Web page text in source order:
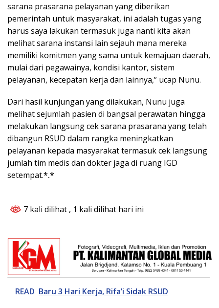
sarana prasarana pelayanan yang diberikan
pemerintah untuk masyarakat, ini adalah tugas yang
harus saya lakukan termasuk juga nanti kita akan
melihat sarana instansi lain sejauh mana mereka
memiliki komitmen yang sama untuk kemajuan daerah,
mulai dari pegawainya, kondisi kantor, sistem
pelayanan, kecepatan kerja dan lainnya,” ucap Nunu.
Dari hasil kunjungan yang dilakukan, Nunu juga
melihat sejumlah pasien di bangsal perawatan hingga
melakukan langsung cek sarana prasarana yang telah
dibangun RSUD dalam rangka meningkatkan
pelayanan kepada masyarakat termasuk cek langsung
jumlah tim medis dan dokter jaga di ruang IGD
setempat.*.*
7 kali dilihat , 1 kali dilihat hari ini
READ Baru 3 Hari Kerja, Rifa’i Sidak RSUD